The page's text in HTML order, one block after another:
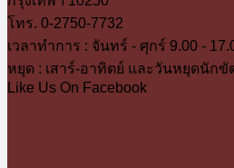
โทร. 0-2750-7732
เวลาทำการ : จันทร์ - ศุกร์ 9.00 -
หยุด : เสาร์-อาทิตย์ และวันหยุดนักขั
Like Us On Facebook